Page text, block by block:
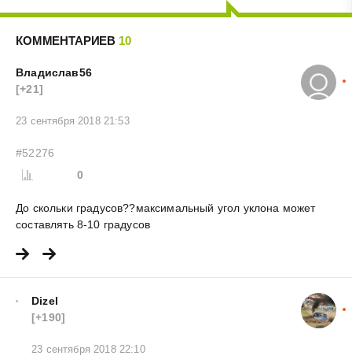
КОММЕНТАРИЕВ 10
Владислав56
[+21]
23 сентября 2018 21:53
#52276
0
До скольки градусов??максимальный угол уклона может
составлять 8-10 градусов
Dizel
[+190]
23 сентября 2018 22:10